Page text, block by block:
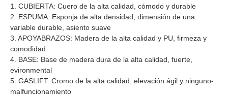
1. CUBIERTA: Cuero de la alta calidad, cómodo y durable
2. ESPUMA: Esponja de alta densidad, dimensión de una
variable durable, asiento suave
3. APOYABRAZOS: Madera de la alta calidad y PU, firmeza y
comodidad
4. BASE: Base de madera dura de la alta calidad, fuerte,
evironmental
5. GASLIFT: Cromo de la alta calidad, elevación ágil y ninguno-
malfuncionamiento